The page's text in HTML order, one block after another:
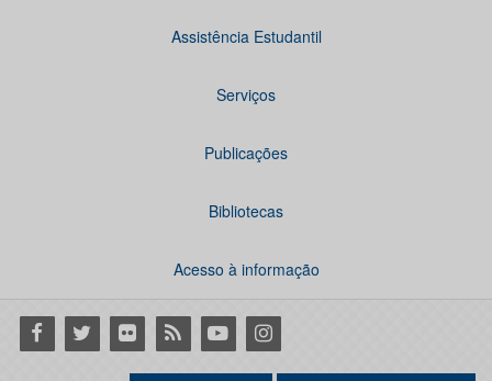
Assistência Estudantil
Serviços
Publicações
Bibliotecas
Acesso à informação
Facebook
Twitter Flickr RSS YoutubeInstagram